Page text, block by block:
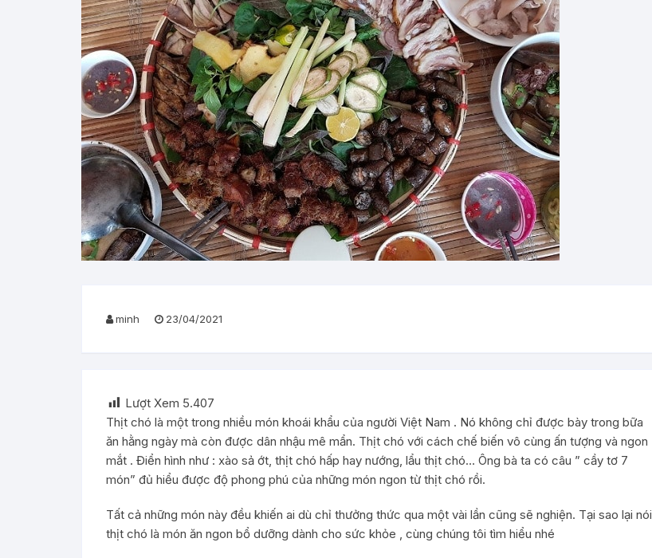
minh 23/04/2021
Lượt Xem 5.407
Thịt chó là một trong nhiều món khoái khẩu của người Việt Nam . Nó không chỉ được bày trong bữa
ăn hằng ngày mà còn được dân nhậu mê mẩn. Thịt chó với cách chế biến vô cùng ấn tượng và ngon
mắt . Điển hình như : xào sả ớt, thịt chó hấp hay nướng, lẩu thịt chó… Ông bà ta có câu ” cầy tơ 7
món” đủ hiểu được độ phong phú của những món ngon từ thịt chó rồi.
Tất cả những món này đều khiến ai dù chỉ thưởng thức qua một vài lần cũng sẽ nghiện. Tại sao lại nói
thịt chó là món ăn ngon bổ dưỡng dành cho sức khỏe , cùng chúng tôi tìm hiểu nhé